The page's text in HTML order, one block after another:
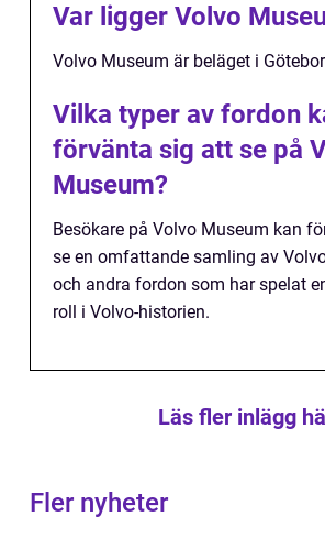
Var ligger Volvo
Volvo Museum är beläget i
Vilka typer av fordon
förvänta sig att se på
Museum?
Besökare på Volvo Museum kan
se en omfattande samling av
och andra fordon som har spelat
roll i Volvo-historien.
Läs fler inlägg
Fler nyheter